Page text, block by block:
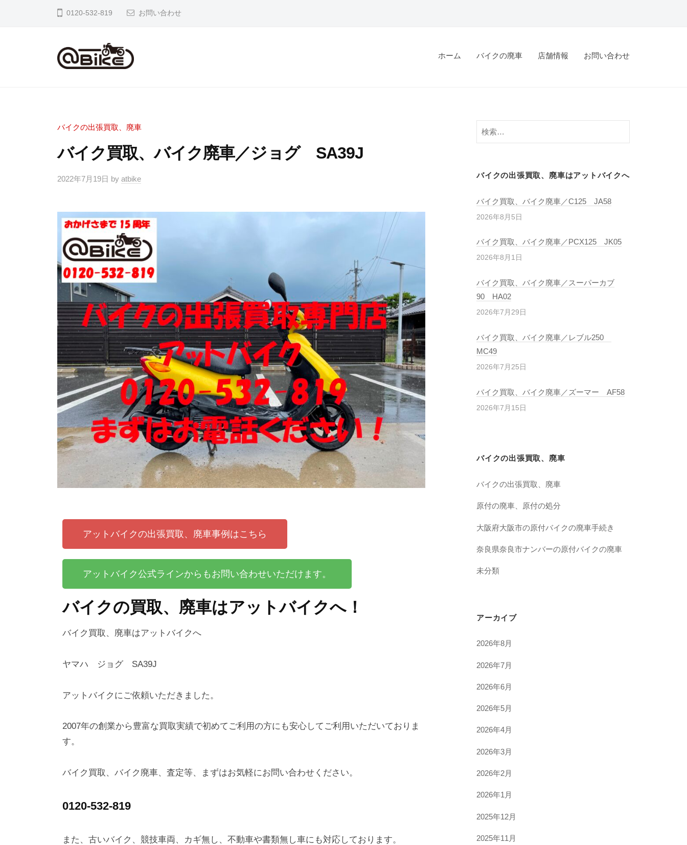
0120-532-819 お問い合わせ
の
張
買
専
門
店
ア
ッ
バ
イ
ク
阪
内
バ
イ
ク
出
張
買
取
り
・
引
取
り
・
廃
な
ら
ホーム バイクの廃車 店舗情報 お問い合わせ
バイクの出張買取、廃車
バイク買取、バイク廃車／ジョグ SA39J
2022年7月19日 by atbike
アットバイクの出張買取、廃車事例はこちら
アットバイク公式ラインからもお問い合わせいただけます。
バイクの買取、廃車はアットバイクへ！
バイク買取、廃車はアットバイクへ
ヤマハ ジョグ SA39J
アットバイクにご依頼いただきました。
2007年の創業から豊富な買取実績で初めてご利用の方にも安心してご利用いただいておりま
す。
バイク買取、バイク廃車、査定等、まずはお気軽にお問い合わせください。
0120-532-819
また、古いバイク、競技車両、カギ無し、不動車や書類無し車にも対応しております。
バイクの出張買取、廃車はアットバイクへ
バイク買取、バイク廃車／C125 JA58
2026年8月5日
バイク買取、バイク廃車／PCX125 JK05
2026年8月1日
バイク買取、バイク廃車／スーパーカブ
90 HA02
2026年7月29日
バイク買取、バイク廃車／レブル250
MC49
2026年7月25日
バイク買取、バイク廃車／ズーマー AF58
2026年7月15日
バイクの出張買取、廃車
バイクの出張買取、廃車
原付の廃車、原付の処分
大阪府大阪市の原付バイクの廃車手続き
奈良県奈良市ナンバーの原付バイクの廃車
未分類
アーカイブ
2026年8月
2026年7月
2026年6月
2026年5月
2026年4月
2026年3月
2026年2月
2026年1月
2025年12月
2025年11月
イ
出
張
門
ア
ト
イ
ク